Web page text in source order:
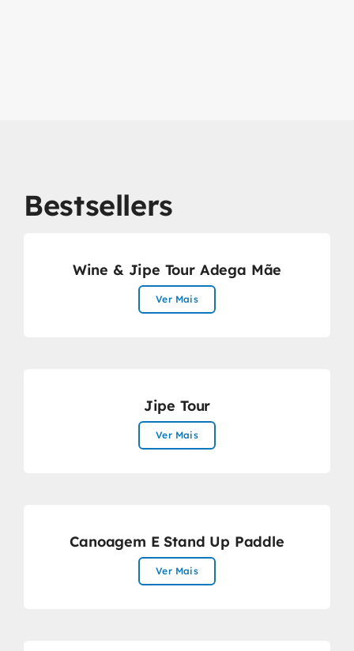
Bestsellers
Wine & Jipe Tour Adega Mãe
Ver Mais
Jipe Tour
Ver Mais
Canoagem E Stand Up Paddle
Ver Mais